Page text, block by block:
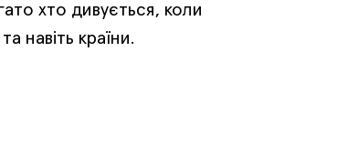
хто дивується, коли
навіть країни.